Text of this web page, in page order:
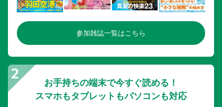
参加雑誌一覧はこちら
お手持ちの端末で今すぐ読める！
スマホもタブレットもパソコンも対応